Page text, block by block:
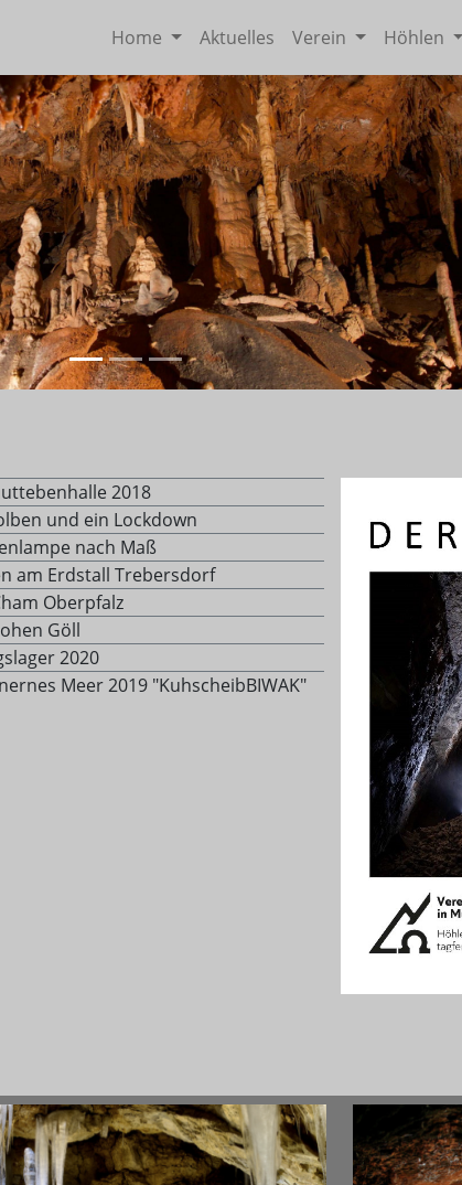
Home Aktuelles Verein Höhlen
2018
und ein Lockdown
nach Maß
am Erdstall Trebersdorf
Oberpfalz
Göll
2020
Meer 2019 "KuhscheibBIWAK"